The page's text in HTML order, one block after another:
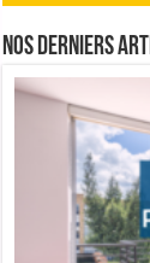
Nos derniers